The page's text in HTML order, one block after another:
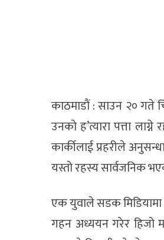
काठमाडाैं : साउन २० गते
उनकाे ह’त्यारा पत्ता
कार्कीलाई प्रहरीले
यस्ताे रहस्य सार्वजनिक
एक युवाले सडक
गहन अध्ययन गरेर हिजाे